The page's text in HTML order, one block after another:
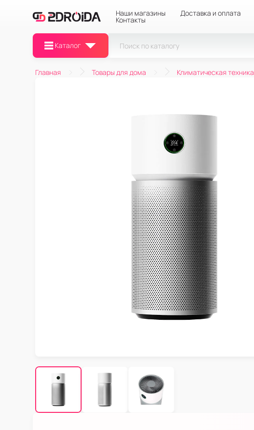
Наши магазины Доставка и оплата
Контакты
Каталог
Главная Товары для дома Климатическая техника